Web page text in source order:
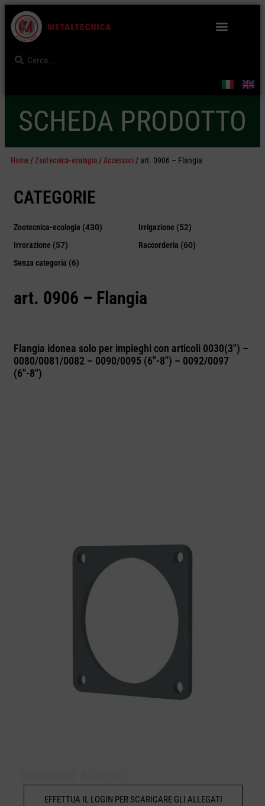
SCHEDA PRODOTTO
Home / Zootecnica-ecologia /Accessori / art. 0906 – Flangia
CATEGORIE
Zootecnica-ecologia (430) Irrigazione (52)
Irrorazione (57) Raccorderia (60)
Senza categoria (6)
art. 0906 – Flangia
Flangia idonea solo per impieghi con articoli 0030(3″) –
0080/0081/0082 – 0090/0095 (6″-8″) – 0092/0097
(6″-8″)
EFFETTUA IL LOGIN PER SCARICARE GLI ALLEGATI